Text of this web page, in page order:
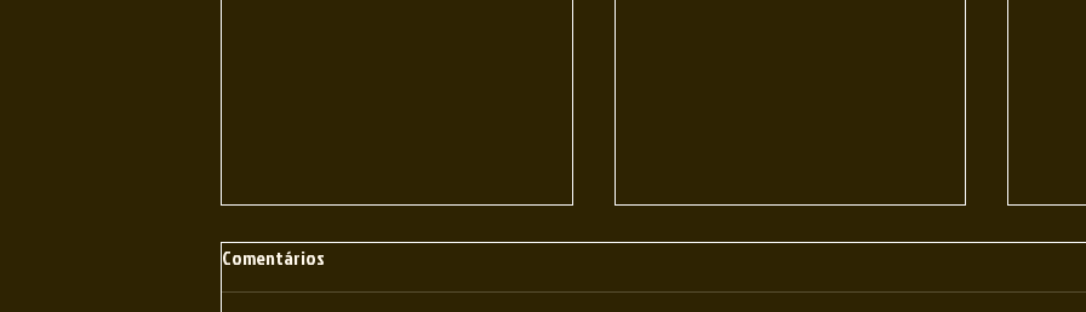
Tabacaria: de onde veio esse rolê
A
Comentários